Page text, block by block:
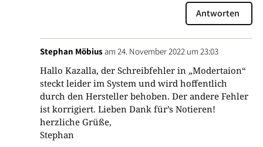
Antworten
Stephan Möbiusam 24. November 2022 um 23:03
Hallo Kazalla, der Schreibfehler in „Modertaion“
steckt leider im System und wird hoffentlich
durch den Hersteller behoben. Der andere Fehler
ist korrigiert. Lieben Dank für’s Notieren!
herzliche Grüße,
Stephan